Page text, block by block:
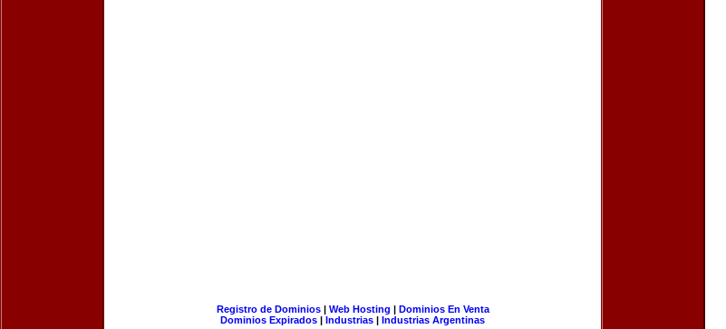
Registro de Dominios| Web Hosting | Dominios En Venta
Dominios Expirados | Industrias | Industrias Argentinas